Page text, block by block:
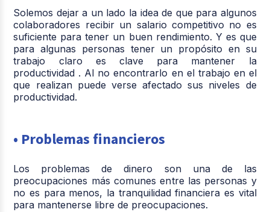
Solemos dejar a un lado la idea de que para algunos
colaboradores recibir un salario competitivo no es
suficiente para tener un buen rendimiento. Y es que
para algunas personas tener un propósito en su
trabajo claro es clave para mantener la
productividad . Al no encontrarlo en el trabajo en el
que realizan puede verse afectado sus niveles de
productividad.
• Problemas financieros
Los problemas de dinero son una de las
preocupaciones más comunes entre las personas y
no es para menos, la tranquilidad financiera es vital
para mantenerse libre de preocupaciones.